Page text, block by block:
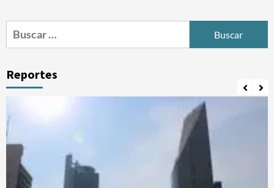
Buscar:
Reportes